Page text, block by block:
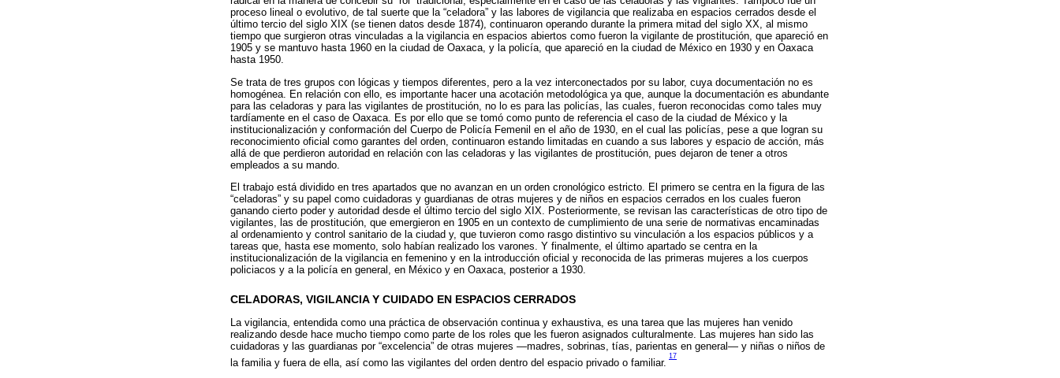
proceso lineal o evolutivo, de tal suerte que la “celadora” y las labores de vigilancia que realizaba en espacios cerrados desde el
último tercio del siglo XIX (se tienen datos desde 1874), continuaron operando durante la primera mitad del siglo XX, al mismo
tiempo que surgieron otras vinculadas a la vigilancia en espacios abiertos como fueron la vigilante de prostitución, que apareció en
1905 y se mantuvo hasta 1960 en la ciudad de Oaxaca, y la policía, que apareció en la ciudad de México en 1930 y en Oaxaca
hasta 1950.
Se trata de tres grupos con lógicas y tiempos diferentes, pero a la vez interconectados por su labor, cuya documentación no es
homogénea. En relación con ello, es importante hacer una acotación metodológica ya que, aunque la documentación es abundante
para las celadoras y para las vigilantes de prostitución, no lo es para las policías, las cuales, fueron reconocidas como tales muy
tardíamente en el caso de Oaxaca. Es por ello que se tomó como punto de referencia el caso de la ciudad de México y la
institucionalización y conformación del Cuerpo de Policía Femenil en el año de 1930, en el cual las policías, pese a que logran su
reconocimiento oficial como garantes del orden, continuaron estando limitadas en cuando a sus labores y espacio de acción, más
allá de que perdieron autoridad en relación con las celadoras y las vigilantes de prostitución, pues dejaron de tener a otros
empleados a su mando.
El trabajo está dividido en tres apartados que no avanzan en un orden cronológico estricto. El primero se centra en la figura de las
“celadoras” y su papel como cuidadoras y guardianas de otras mujeres y de niños en espacios cerrados en los cuales fueron
ganando cierto poder y autoridad desde el último tercio del siglo XIX. Posteriormente, se revisan las características de otro tipo de
vigilantes, las de prostitución, que emergieron en 1905 en un contexto de cumplimiento de una serie de normativas encaminadas
al ordenamiento y control sanitario de la ciudad y, que tuvieron como rasgo distintivo su vinculación a los espacios públicos y a
tareas que, hasta ese momento, solo habían realizado los varones. Y finalmente, el último apartado se centra en la
institucionalización de la vigilancia en femenino y en la introducción oficial y reconocida de las primeras mujeres a los cuerpos
policiacos y a la policía en general, en México y en Oaxaca, posterior a 1930.
CELADORAS, VIGILANCIA Y CUIDADO EN ESPACIOS CERRADOS
La vigilancia, entendida como una práctica de observación continua y exhaustiva, es una tarea que las mujeres han venido
realizando desde hace mucho tiempo como parte de los roles que les fueron asignados culturalmente. Las mujeres han sido las
cuidadoras y las guardianas por “excelencia” de otras mujeres —madres, sobrinas, tías, parientas en general— y niñas o niños de
la familia y fuera de ella, así como las vigilantes del orden dentro del espacio privado o familiar.
17